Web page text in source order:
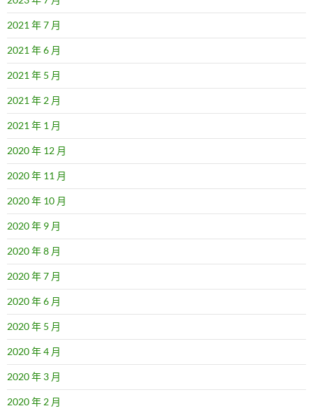
2021 年 7 月
2021 年 6 月
2021 年 5 月
2021 年 2 月
2021 年 1 月
2020 年 12 月
2020 年 11 月
2020 年 10 月
2020 年 9 月
2020 年 8 月
2020 年 7 月
2020 年 6 月
2020 年 5 月
2020 年 4 月
2020 年 3 月
2020 年 2 月